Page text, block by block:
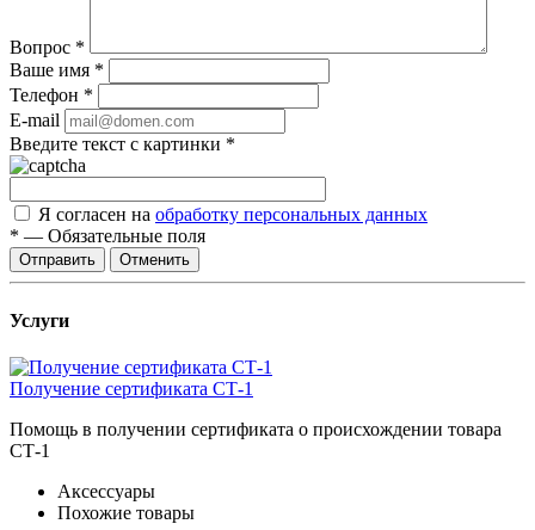
Вопрос *
Ваше имя *
Телефон *
E-mail
Введите текст с картинки *
Я согласен на обработку персональных данных
* — Обязательные поля
Отправить Отменить
Услуги
Получение сертификата СТ-1
Помощь в получении сертификата о происхождении товара
СТ-1
Аксессуары
Похожие товары